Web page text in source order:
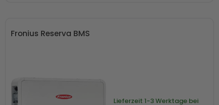
Fronius Reserva BMS
Lieferzeit 1-3 Werktage bei